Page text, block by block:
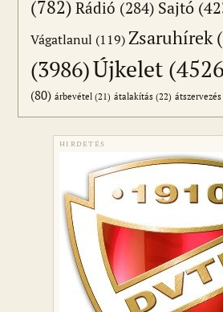
(782) Rádió (284) Sajtó
Vágatlanul (119) Zsaruhírek
(3986)Újkelet
(80) árbevétel (21) átalakítás (22) átszervezés
HIRDETÉS